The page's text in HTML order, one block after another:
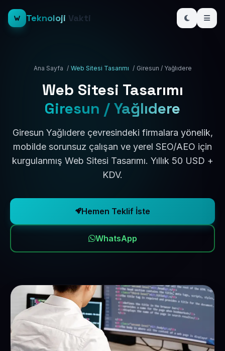
Teknoloji Vakti
Ana Sayfa / Web Sitesi Tasarımı / Giresun / Yağlıdere
Web Sitesi Tasarımı
Giresun / Yağlıdere
Giresun Yağlıdere çevresindeki firmalara yönelik,
mobilde sorunsuz çalışan ve yerel SEO/AEO için
kurgulanmış Web Sitesi Tasarımı. Yıllık 50 USD +
KDV.
Hemen Teklif İste
WhatsApp